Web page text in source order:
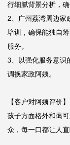
行细腻背景分析，
2、广州荔湾周边家
培训，确保能独自
服务。
3、以强化服务意识
调换家政阿姨。
【客户对阿姨评价
孩子方面格外和蔼
众，每一口都让人